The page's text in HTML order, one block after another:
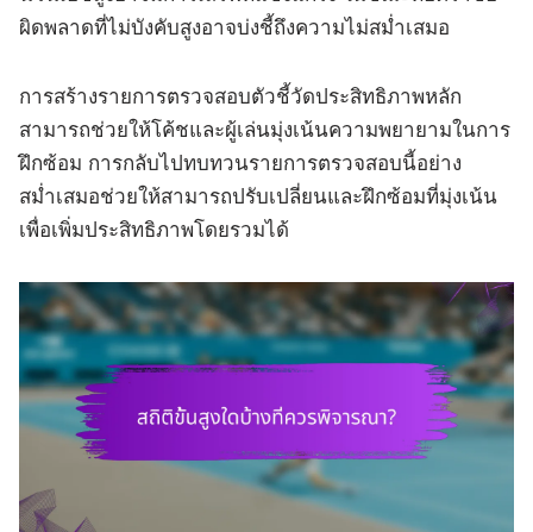
ผิดพลาดที่ไม่บังคับสูงอาจบ่งชี้ถึงความไม่สม่ำเสมอ
การสร้างรายการตรวจสอบตัวชี้วัดประสิทธิภาพหลัก
สามารถช่วยให้โค้ชและผู้เล่นมุ่งเน้นความพยายามในการ
ฝึกซ้อม การกลับไปทบทวนรายการตรวจสอบนี้อย่าง
สม่ำเสมอช่วยให้สามารถปรับเปลี่ยนและฝึกซ้อมที่มุ่งเน้น
เพื่อเพิ่มประสิทธิภาพโดยรวมได้